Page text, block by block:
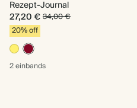
Rezept-Journal
27,20 €34,00 €
20% off
2 einbands